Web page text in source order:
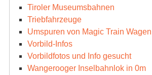
Tiroler Museumsbahnen
Triebfahrzeuge
Umspuren von Magic Train
Vorbild-Infos
Vorbildfotos und Info gesucht
Wangerooger Inselbahnlok in 0m